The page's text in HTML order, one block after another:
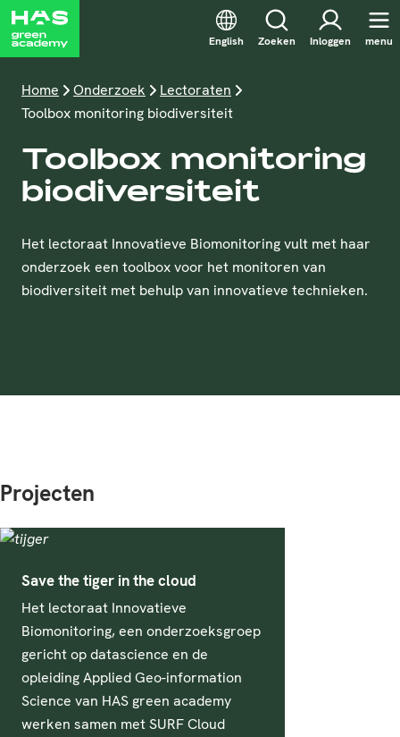
English Zoeken Inloggen menu
Home Onderzoek
Lectoraten
Toolbox monitoring biodiversiteit
Toolbox monitoring
biodiversiteit
Het lectoraat Innovatieve Biomonitoring vult met haar
onderzoek een toolbox voor het monitoren van
biodiversiteit met behulp van innovatieve technieken.
Projecten
Save the tiger in the cloud
Het lectoraat Innovatieve
Biomonitoring, een onderzoeksgroep
gericht op datascience en de
opleiding Applied Geo-information
Science van HAS green academy
werken samen met SURF Cloud